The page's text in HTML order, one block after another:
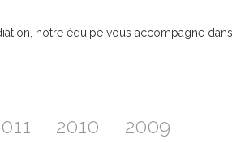
notre équipe vous accompagne
2010 2009